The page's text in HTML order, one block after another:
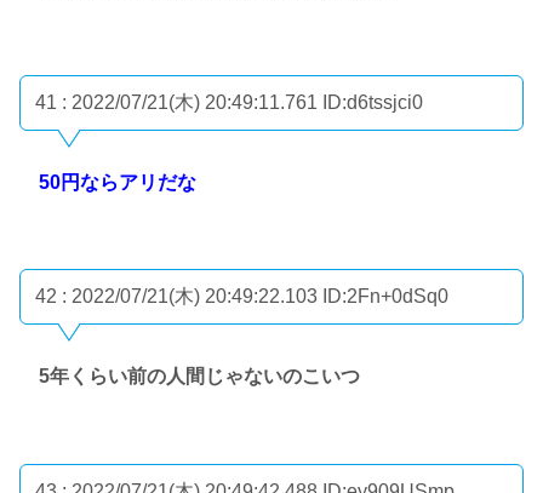
41 : 2022/07/21(木) 20:49:11.761 ID:d6tssjci0
50円ならアリだな
42 : 2022/07/21(木) 20:49:22.103 ID:2Fn+0dSq0
5年くらい前の人間じゃないのこいつ